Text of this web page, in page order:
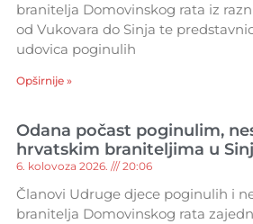
branitelja Domovinskog rata iz
od Vukovara do Sinja te
udovica poginulih
Opširnije »
Odana počast poginulim,
hrvatskim braniteljima u
6. kolovoza 2026. 20:06
Članovi Udruge djece poginulih i
branitelja Domovinskog rata